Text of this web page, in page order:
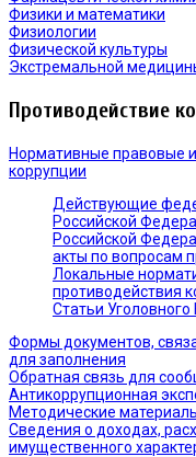
Физики и математики
Физиологии
Физической культуры
Экстремальной
Противодействие
Нормативные правовые
коррупции
Действующие
Российской
Российской
акты по вопросам
Локальные
противодействия
Статьи
Формы документов,
для заполнения
Обратная связь для
Антикоррупционная
Методические
Сведения о доходах,
имущественного